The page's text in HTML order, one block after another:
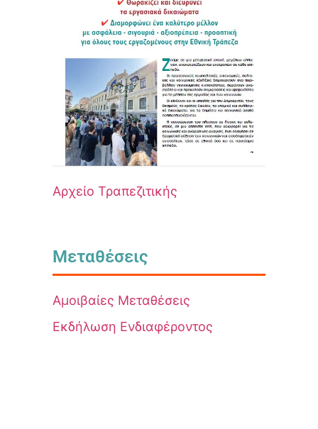
Αρχείο Τραπεζιτικής
Μεταθέσεις
Αμοιβαίες Μεταθέσεις
Εκδήλωση Ενδιαφέροντος